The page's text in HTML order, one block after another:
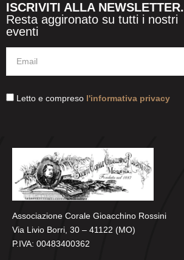
ISCRIVITI ALLA NEWSLETTER.
Resta aggironato su tutti i nostri
eventi
Letto e compreso l'informativa privacy
Associazione Corale Gioacchino Rossini
Via Livio Borri, 30 – 41122 (MO)
P.IVA: 00483400362